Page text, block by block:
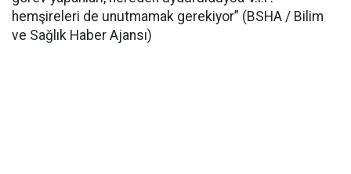
hemşireleri de unutmamak gerekiyor” (BSHA / Bilim
ve Sağlık Haber Ajansı)